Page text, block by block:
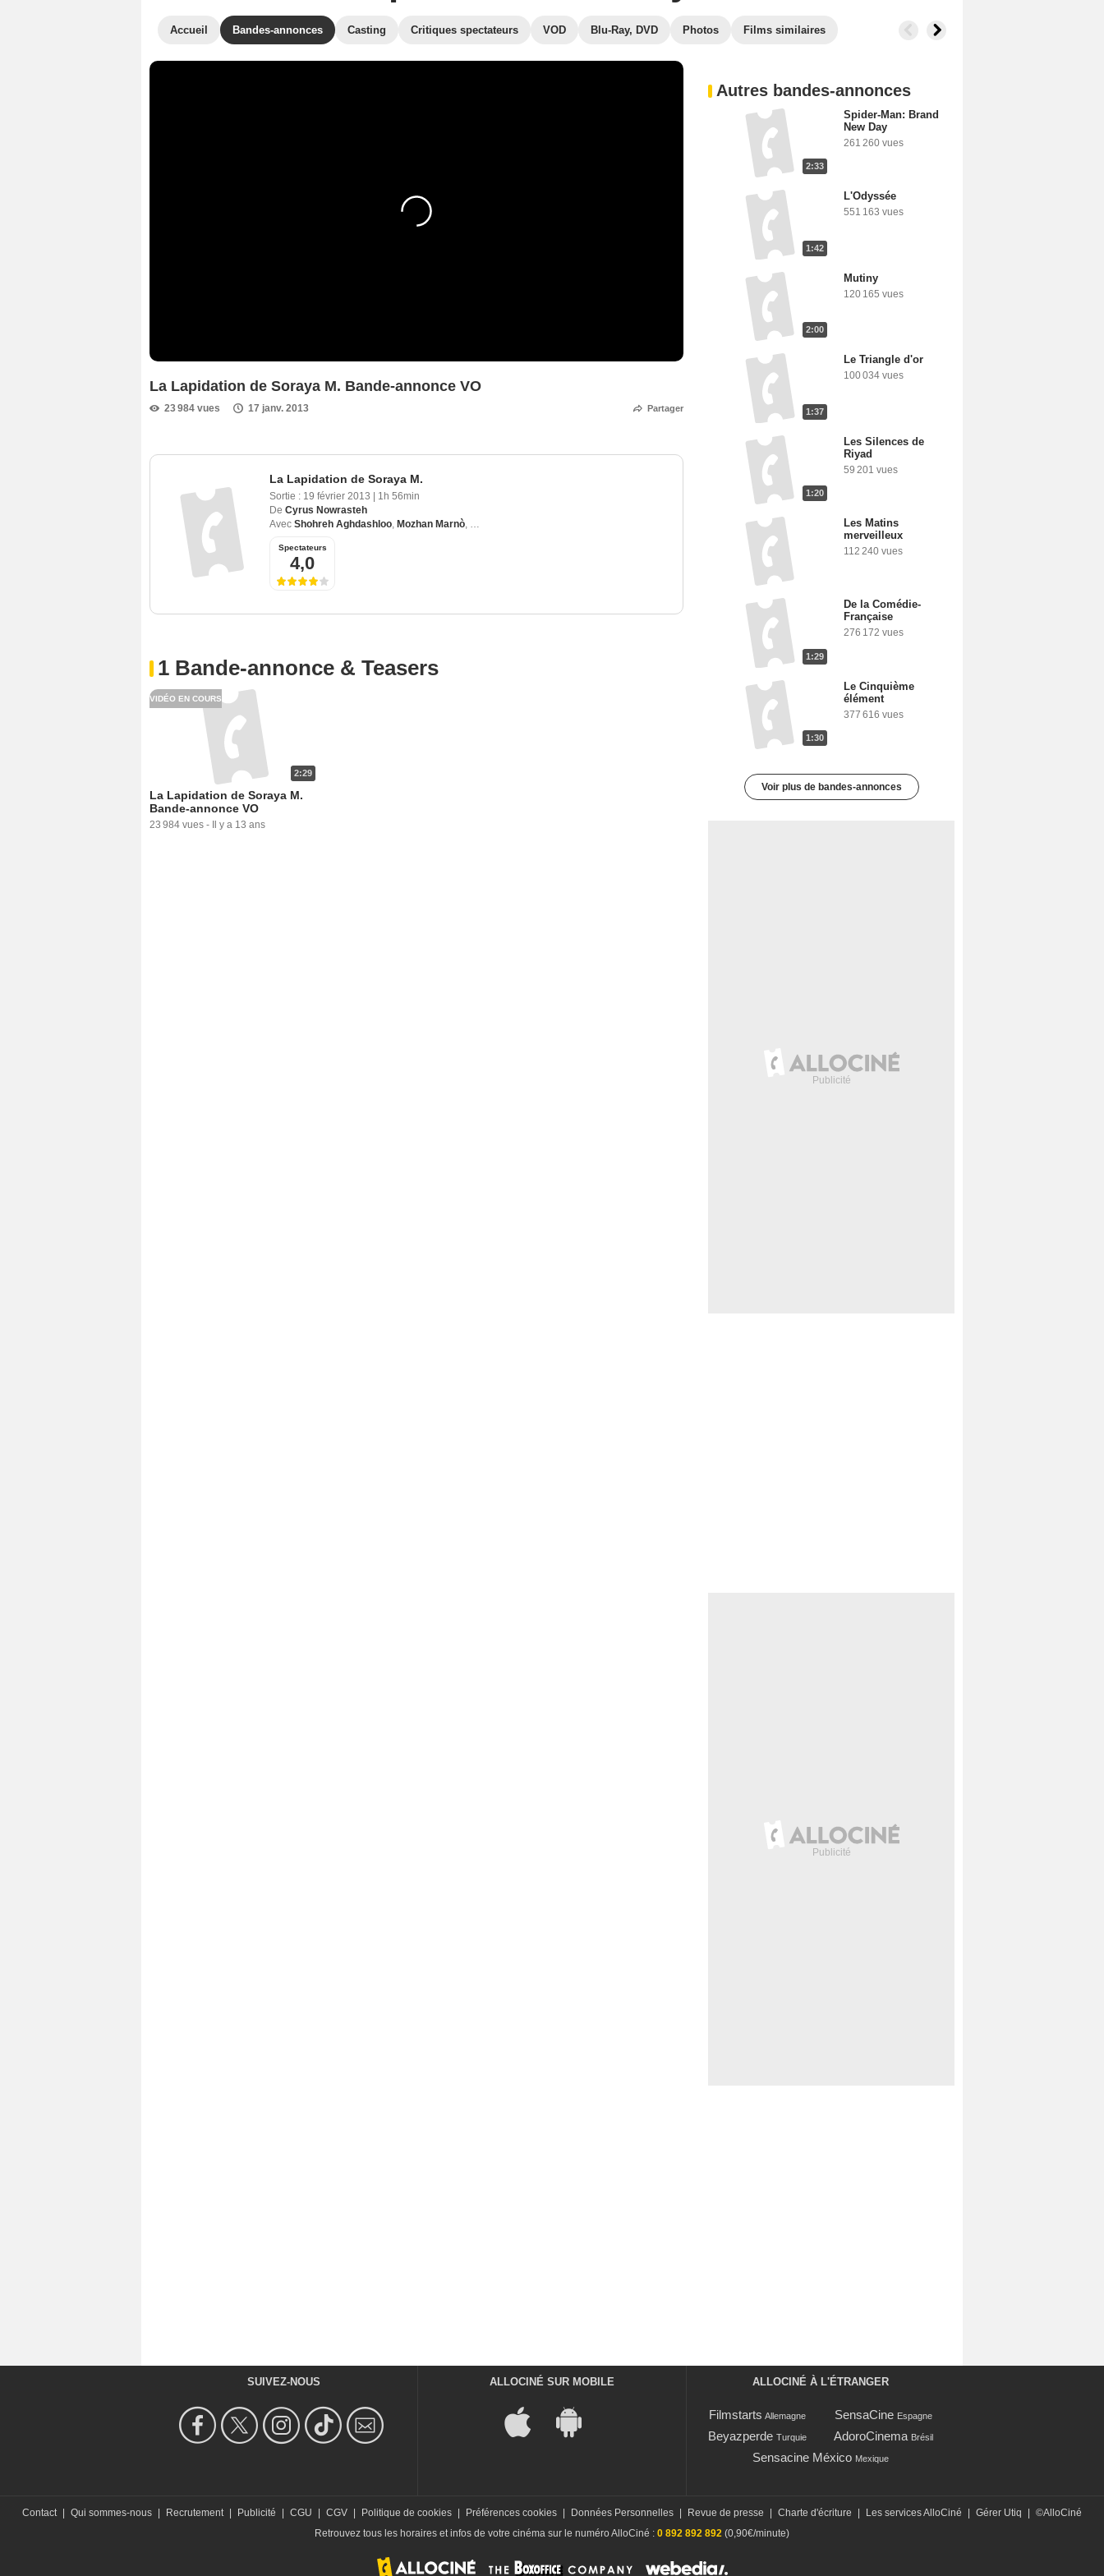
Accueil Bandes-annonces Casting Critiques spectateurs VOD Blu-Ray, DVD Photos Films similaires
La Lapidation de Soraya M. Bande-annonce VO
23 984 vues 17 janv. 2013 Partager
La Lapidation de Soraya M.
Sortie : 19 février 2013
1h 56min
De Cyrus Nowrasteh
Avec Shohreh Aghdashloo, Mozhan Marnò, Jim Caviezel
Spectateurs
4,0
1 Bande-annonce & Teasers
2:29
VIDÉO EN COURS
La Lapidation de Soraya M.
Bande-annonce VO
23 984 vues - Il y a 13 ans
Autres bandes-annonces
2:33
Spider-Man: Brand
New Day
261 260 vues
1:42
L'Odyssée
551 163 vues
2:00
Mutiny
120 165 vues
1:37
Le Triangle d'or
100 034 vues
1:20
Les Silences de
Riyad
59 201 vues
Les Matins
merveilleux
112 240 vues
1:29
De la Comédie-
Française
276 172 vues
1:30
Le Cinquième
élément
377 616 vues
Voir plus de bandes-annonces
SUIVEZ-NOUS ALLOCINÉ SUR MOBILE ALLOCINÉ À L'ÉTRANGER
Filmstarts Allemagne SensaCine Espagne
Beyazperde Turquie AdoroCinema Brésil
Sensacine México Mexique
Contact Qui sommes-nous Recrutement Publicité CGU CGV Politique de cookies Préférences cookies Données Personnelles Revue de presse Charte d'écriture Les services AlloCiné Gérer Utiq
©AlloCiné
Retrouvez tous les horaires et infos de votre cinéma sur le numéro AlloCiné : 0 892 892 892 (0,90€/minute)